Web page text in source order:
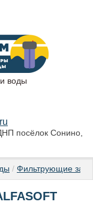
воды
посёлок Сонино,
/ Фильтрующие